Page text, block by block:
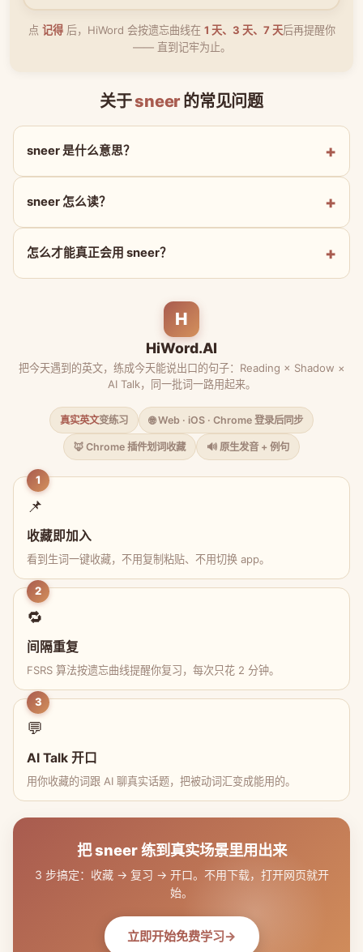
点 记得后，HiWord 会按遗忘曲线在 1 天、3 天、7 天后再提醒你
—— 直到记牢为止。
关于sneer 的常见问题
sneer 是什么意思？
sneer 怎么读？
怎么才能真正会用 sneer？
H
HiWord.AI
把今天遇到的英文，练成今天能说出口的句子：Reading × Shadow ×
AI Talk，同一批词一路用起来。
真实英文变练习 🌐 Web · iOS · Chrome 登录后同步
🦊 Chrome 插件划词收藏 🔊 原生发音 + 例句
1
📌
收藏即加入
看到生词一键收藏，不用复制粘贴、不用切换 app。
2
🔁
间隔重复
FSRS 算法按遗忘曲线提醒你复习，每次只花 2 分钟。
3
💬
AI Talk 开口
用你收藏的词跟 AI 聊真实话题，把被动词汇变成能用的。
把 sneer 练到真实场景里用出来
3 步搞定：收藏 → 复习 → 开口。不用下载，打开网页就开
始。
立即开始免费学习